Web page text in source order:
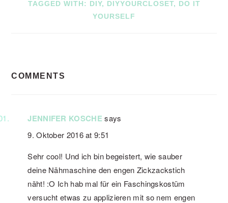
TAGGED WITH: DIY, DIYYOURCLOSET, DO IT
YOURSELF
INTERACTIONS
COMMENTS
JENNIFER KOSCHE says
9. Oktober 2016 at 9:51
Sehr cool! Und ich bin begeistert, wie sauber
deine Nähmaschine den engen Zickzackstich
näht! :O Ich hab mal für ein Faschingskostüm
versucht etwas zu applizieren mit so nem engen